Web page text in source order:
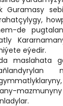
Guramasy
de
eýedir.
maslahata